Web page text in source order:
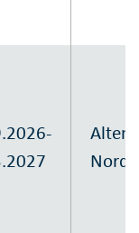
Nord